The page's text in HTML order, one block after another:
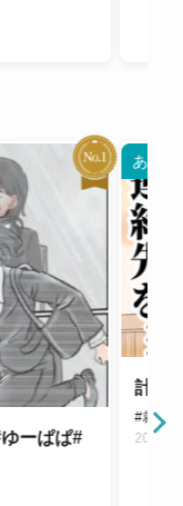
ーぱぱ#
あばば
計算
#就活